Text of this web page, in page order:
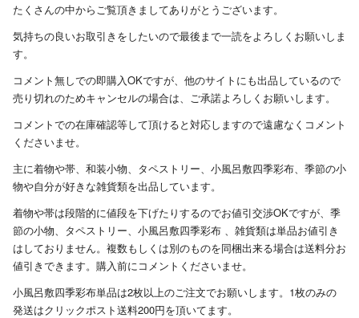
たくさんの中からご覧頂きましてありがとうございます。
気持ちの良いお取引きをしたいので最後まで一読をよろしくお願いしま
す。
コメント無しでの即購入OKですが、他のサイトにも出品しているので
売り切れのためキャンセルの場合は、ご承諾よろしくお願いします。
コメントでの在庫確認等して頂けると対応しますので遠慮なくコメント
くださいませ。
主に着物や帯、和装小物、タペストリー、小風呂敷四季彩布、季節の小
物や自分が好きな雑貨類を出品しています。
着物や帯は段階的に値段を下げたりするのでお値引交渉OKですが、季
節の小物、タペストリー、小風呂敷四季彩布 、雑貨類は単品お値引き
はしておりません。複数もしくは別のものを同梱出来る場合は送料分お
値引きできます。購入前にコメントくださいませ。
小風呂敷四季彩布単品は2枚以上のご注文でお願いします。1枚のみの
発送はクリックポスト送料200円を頂いてます。